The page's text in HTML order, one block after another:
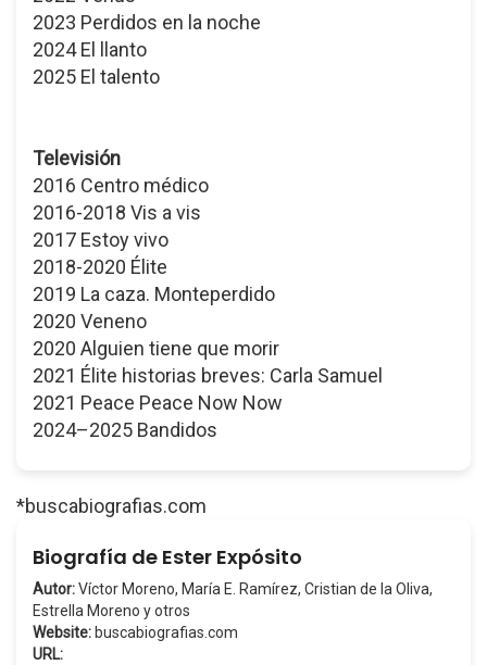
2023 Perdidos en la noche
2024 El llanto
2025 El talento
Televisión
2016 Centro médico
2016-2018 Vis a vis
2017 Estoy vivo
2018-2020 Élite
2019 La caza. Monteperdido
2020 Veneno
2020 Alguien tiene que morir
2021 Élite historias breves: Carla Samuel
2021 Peace Peace Now Now
2024–2025 Bandidos
*buscabiografias.com
Biografía de Ester Expósito
Autor:Víctor Moreno, María E. Ramírez, Cristian de la Oliva,
Estrella Moreno y otros
Website: buscabiografias.com
URL: